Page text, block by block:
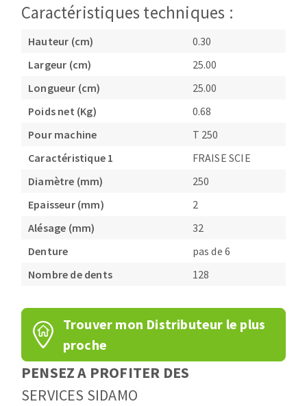
Tronçonneuses
Scies à ruban
Perceuses
Tourets
Ponceuses
Tours à métaux
Tables
Fraises scies
Rubans
Fraise HSS
Caractéristiques techniques :
Hauteur (cm)
0.30
Largeur (cm)
25.00
Longueur (cm)
25.00
Poids net (Kg)
0.68
Pour machine
T 250
Caractéristique 1
FRAISE SCIE
Diamètre (mm)
250
Epaisseur (mm)
2
Alésage (mm)
32
Denture
pas de 6
Nombre de dents
128
Trouver mon Distributeur le plus
proche
PENSEZ A PROFITER DES
SERVICES SIDAMO